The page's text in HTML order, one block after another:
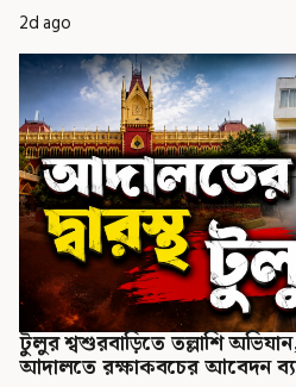
2d ago
টুলুর শ্বশুরবাড়িতে তল্লাশি
আদালতে রক্ষাকবচের আবেদন